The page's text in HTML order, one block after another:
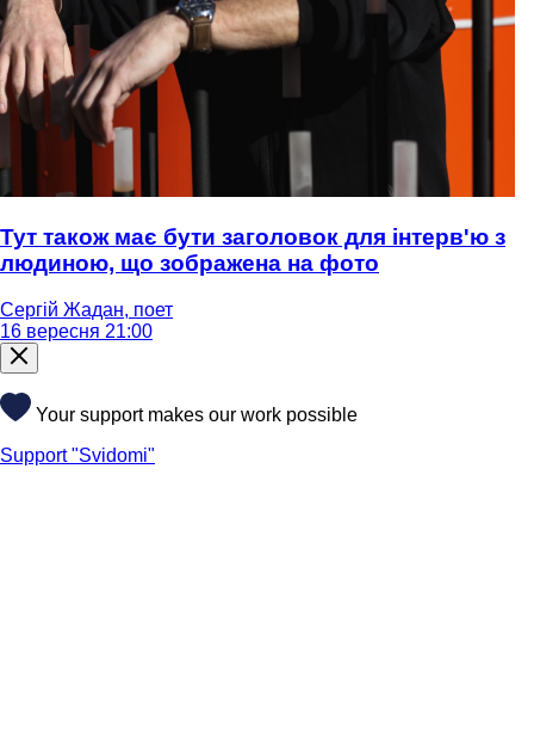
Тут також має бути заголовок для інтерв'ю з
людиною, що зображена на фото
Сергій Жадан, поет
16 вересня 21:00
Your support makes our work possible
Support "Svidomi"